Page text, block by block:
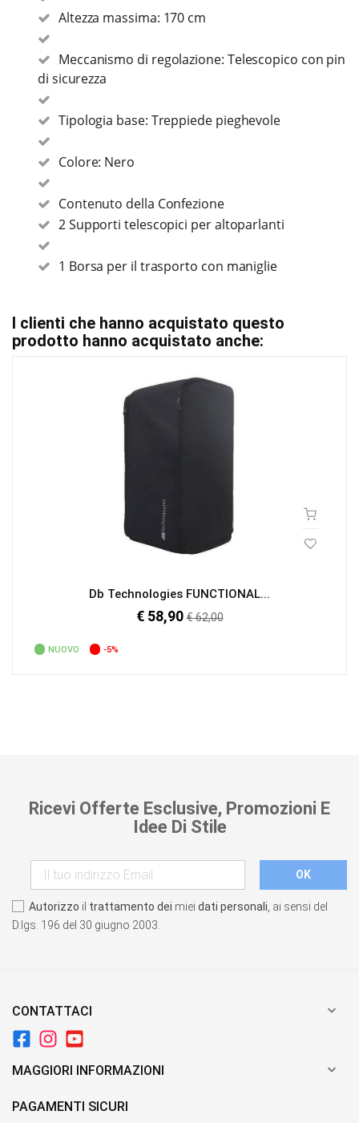
Altezza massima: 170 cm
Meccanismo di regolazione: Telescopico con pin
di sicurezza
Tipologia base: Treppiede pieghevole
Colore: Nero
Contenuto della Confezione
2 Supporti telescopici per altoparlanti
1 Borsa per il trasporto con maniglie
I clienti che hanno acquistato questo
prodotto hanno acquistato anche:
Db Technologies FUNCTIONAL...
€ 58,90Prezzo
€ 62,00
NUOVO -5%
Ricevi Offerte Esclusive, Promozioni E
Idee Di Stile
Autorizzo il trattamento dei miei dati personali , ai sensi del
D.lgs. 196 del 30 giugno 2003.
CONTATTACI 
MAGGIORI INFORMAZIONI 
PAGAMENTI SICURI